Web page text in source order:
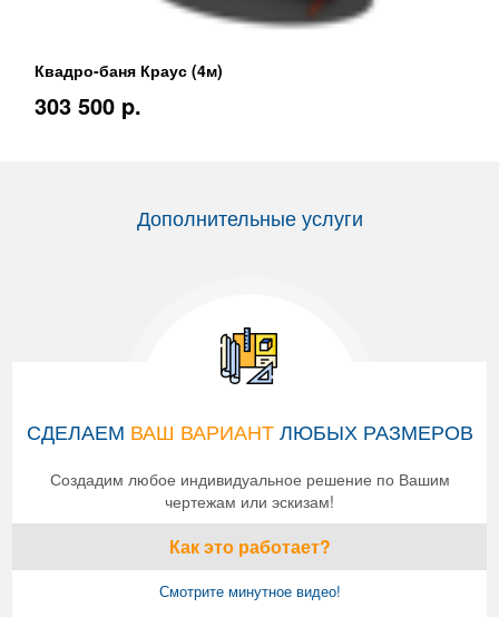
Квадро-баня Краус (4м)
303 500 p.
Дополнительные услуги
СДЕЛАЕМ ВАШ ВАРИАНТЛЮБЫХ РАЗМЕРОВ
Создадим любое индивидуальное решение по Вашим
чертежам или эскизам!
Как это работает?
Смотрите минутное видео!